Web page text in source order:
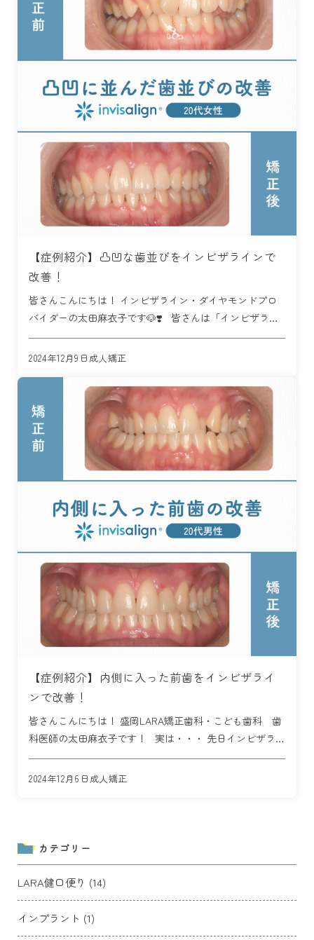
【症例紹介】凸凹な歯並びをインビザラインで
改善！
皆さんこんにちは！ インビザライン・ダイヤモンドプロ
バイダーの太田麻衣子です🐶❣️ 皆さんは「インビザライ
ン」についてどのくらいご存知ですか？ インビザライン
矯正とは、透明に近い目立ちにくいマウスピース型の […]
2024年12月9日 成人矯正
【症例紹介】内側に入った前歯をインビザライ
ンで改善！
皆さんこんにちは！ 盛岡LARA矯正歯科・こども歯科 歯
科医師の太田麻衣子です！ 実は・・・ 先日インビザライ
ン実績評価で 「ダイヤモンド・プロバイダー」に認定さ
れました💎✨‼️ マウスピース […]
2024年12月6日 成人矯正
カテゴリー
LARA健口便り (14)
インプラント (1)